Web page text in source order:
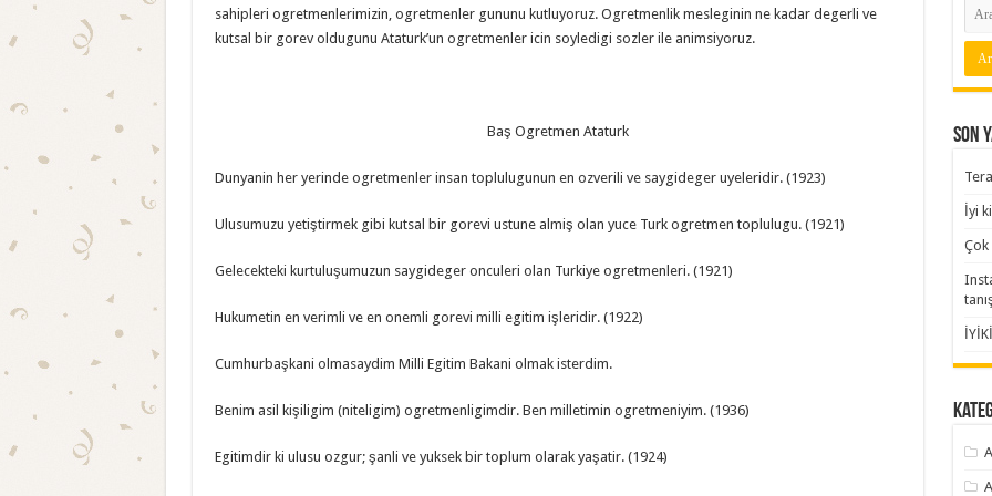
sahipleri ogretmenlerimizin, ogretmenler gununu kutluyoruz. Ogretmenlik mesleginin ne kadar degerli ve
kutsal bir gorev oldugunu Ataturk’un ogretmenler icin soyledigi sozler ile animsiyoruz.
Baş Ogretmen Ataturk
Dunyanin her yerinde ogretmenler insan toplulugunun en ozverili ve saygideger uyeleridir. (1923)
Ulusumuzu yetiştirmek gibi kutsal bir gorevi ustune almiş olan yuce Turk ogretmen toplulugu. (1921)
Gelecekteki kurtuluşumuzun saygideger onculeri olan Turkiye ogretmenleri. (1921)
Hukumetin en verimli ve en onemli gorevi milli egitim işleridir. (1922)
Cumhurbaşkani olmasaydim Milli Egitim Bakani olmak isterdim.
Benim asil kişiligim (niteligim) ogretmenligimdir. Ben milletimin ogretmeniyim. (1936)
Egitimdir ki ulusu ozgur; şanli ve yuksek bir toplum olarak yaşatir. (1924)
Son
İyi
Çok